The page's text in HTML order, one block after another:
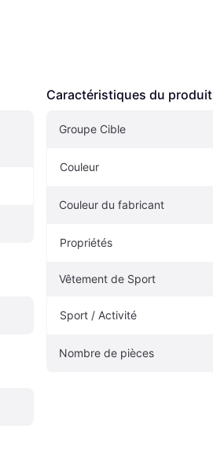
Caractéristiques du produit
Groupe Cible
Couleur
Couleur du fabricant
Propriétés
Vêtement de Sport
Sport / Activité
Nombre de pièces